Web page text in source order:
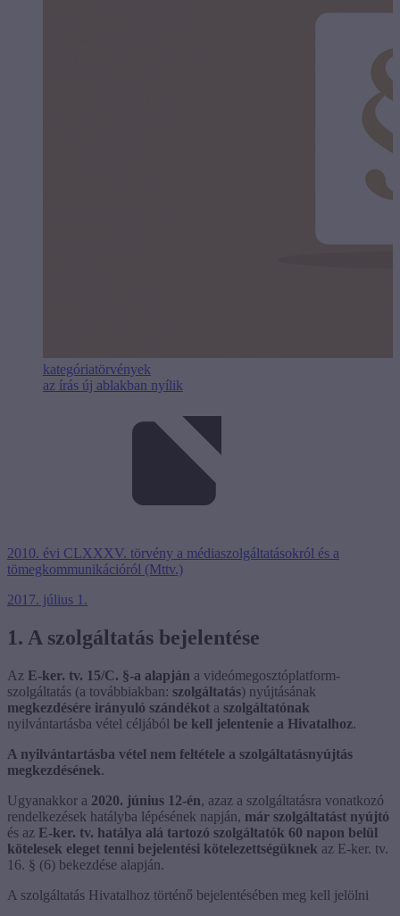
kategóriatörvények
az írás új ablakban nyílik
2010. évi CLXXXV. törvény a médiaszolgáltatásokról és a
tömegkommunikációról (Mttv.)
2017. július 1.
1. A szolgáltatás bejelentése
Az E-ker. tv. 15/C. §-a alapján a videómegosztóplatform-
szolgáltatás (a továbbiakban: szolgáltatás) nyújtásának
megkezdésére irányuló szándékot a szolgáltatónak
nyilvántartásba vétel céljából be kell jelentenie a Hivatalhoz.
A nyilvántartásba vétel nem feltétele a szolgáltatásnyújtás
megkezdésének.
Ugyanakkor a 2020. június 12-én, azaz a szolgáltatásra vonatkozó
rendelkezések hatályba lépésének napján, már szolgáltatást nyújtó
és az E-ker. tv. hatálya alá tartozó szolgáltatók 60 napon belül
kötelesek eleget tenni bejelentési kötelezettségüknek az E-ker. tv.
16. § (6) bekezdése alapján.
A szolgáltatás Hivatalhoz történő bejelentésében meg kell jelölni